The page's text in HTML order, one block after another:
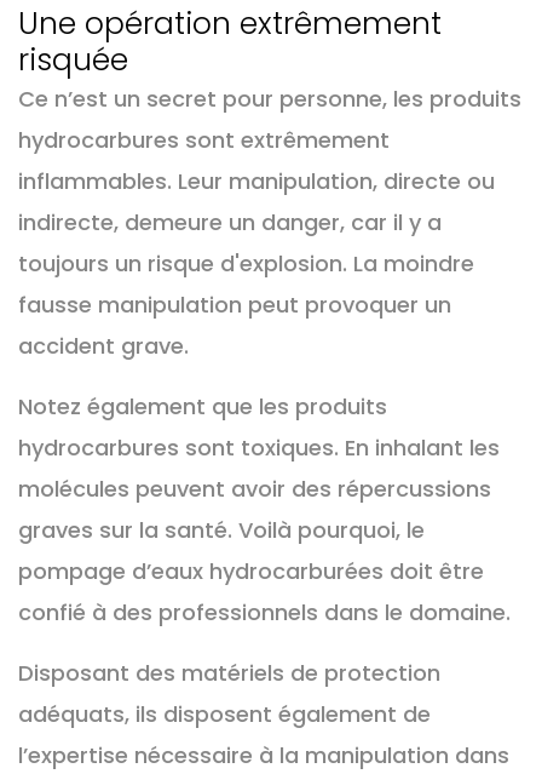
Une opération extrêmement
risquée
Ce n’est un secret pour personne, les produits
hydrocarbures sont extrêmement
inflammables. Leur manipulation, directe ou
indirecte, demeure un danger, car il y a
toujours un risque d'explosion. La moindre
fausse manipulation peut provoquer un
accident grave.
Notez également que les produits
hydrocarbures sont toxiques. En inhalant les
molécules peuvent avoir des répercussions
graves sur la santé. Voilà pourquoi, le
pompage d’eaux hydrocarburées doit être
confié à des professionnels dans le domaine.
Disposant des matériels de protection
adéquats, ils disposent également de
l’expertise nécessaire à la manipulation dans